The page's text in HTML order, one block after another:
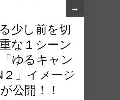
→
少し前を切
な１シーン
ゆるキャン
」イメージ
公開！！